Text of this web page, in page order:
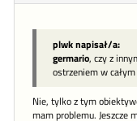
plwk napisał/a:
germario, czy z
ostrzeniem w
Nie, tylko z tym
mam problemu. Jeszcze